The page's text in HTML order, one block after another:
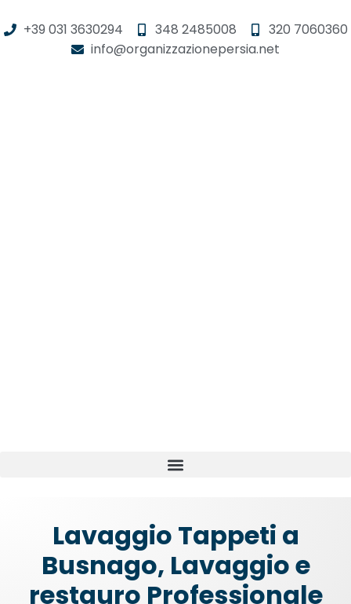
+39 031 3630294 348 2485008
320 7060360
info@organizzazionepersia.net
Lavaggio Tappeti a
Busnago, Lavaggio e
restauro Professionale